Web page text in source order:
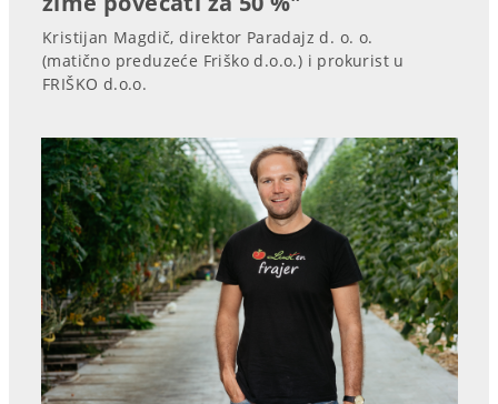
Kristijan Magdič, direktor Paradajz d. o. o.
(matično preduzeće Friško d.o.o.) i prokurist u
FRIŠKO d.o.o.